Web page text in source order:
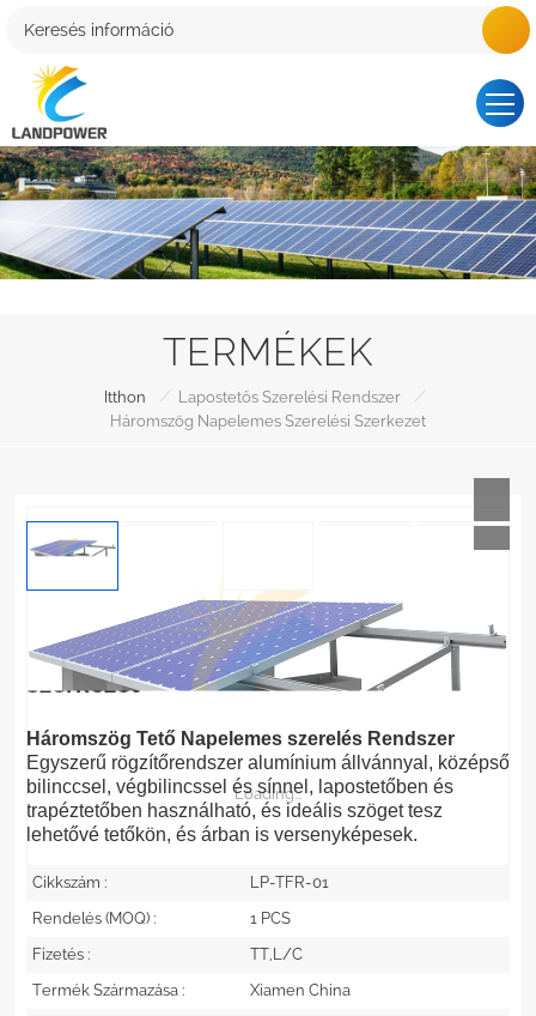
TERMÉKEK
Itthon / Lapostetős Szerelési Rendszer
/
Háromszög Napelemes Szerelési Szerkezet
Loading...
Háromszög napelemes szerelési
szerkezet
Háromszög Tető Napelemes szerelés Rendszer
Egyszerű rögzítőrendszer alumínium állvánnyal, középső
bilinccsel, végbilincssel és sínnel, lapostetőben és
trapéztetőben használható, és ideális szöget tesz
lehetővé tetőkön, és árban is versenyképesek.
Cikkszám :
LP-TFR-01
Rendelés (MOQ) :
1 PCS
Fizetés :
TT,L/C
Termék Származása :
Xiamen China